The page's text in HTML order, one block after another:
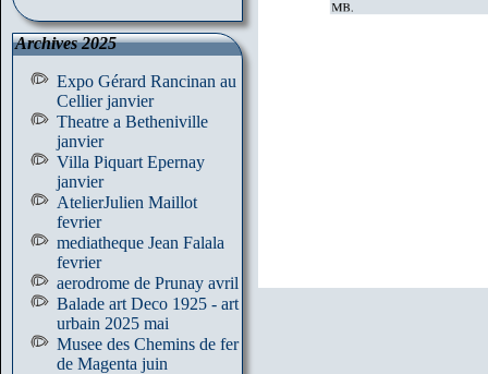
Archives 2025
Expo Gérard Rancinan au
Cellier janvier
Theatre a Betheniville
janvier
Villa Piquart Epernay
janvier
AtelierJulien Maillot
fevrier
mediatheque Jean Falala
fevrier
aerodrome de Prunay avril
Balade art Deco 1925 - art
urbain 2025 mai
Musee des Chemins de fer
de Magenta juin